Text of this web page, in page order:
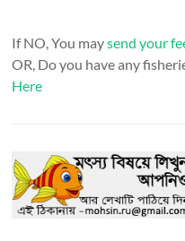
If NO, You maysend your
OR, Do you have any
Here